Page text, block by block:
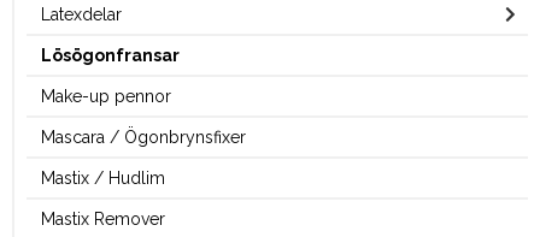
Latexdelar
Lösögonfransar
Make-up pennor
Mascara / Ögonbrynsfixer
Mastix / Hudlim
Mastix Remover